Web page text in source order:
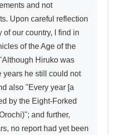
and not
Upon careful reflection
our country, I find in
of the Age of the
Hiruko was
years he still could not
also "Every year [a
by the Eight-Forked
and further,
no report had yet been